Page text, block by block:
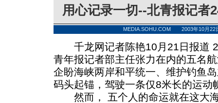
用心记录一切--北青报记者
MEDIA.SOHU.COM 2003年10月
千龙网记者陈艳10月21日报道
青年报记者部主任张力在内的五名
企盼海峡两岸和平统一、维护钓鱼
码头起锚，驾驶一条仅8米长的运动
然而， 五个人的命运就在这大